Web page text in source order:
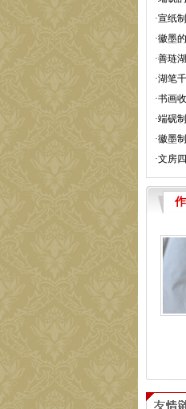
·宣纸
·徽墨
·善琏
·湖笔
·书画
·端砚
·徽墨
·文房
坚贞清硕 高纯贞
作品